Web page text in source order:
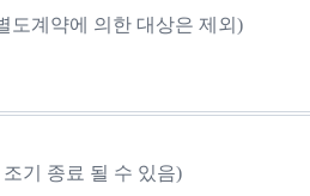
도계약에 의한 대상은 제외)
조기 종료 될 수 있음)